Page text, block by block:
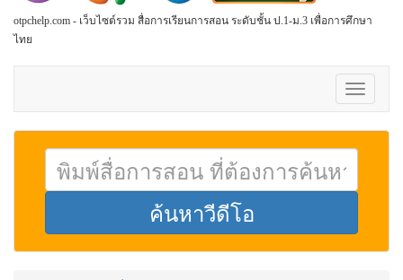
otpchelp.com - เว็บไซต์รวม สื่อการเรียนการสอน ระดับชั้น ป.1-ม.3 เพื่อการศึกษา
ไทย
Toggle